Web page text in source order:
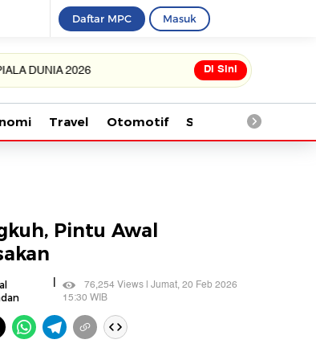
Daftar MPC Masuk
2026 Di Sini
Travel Otomotif Saintek
Pintu Awal
|
76,254 Views | Jumat, 20 Feb 2026
15:30 WIB